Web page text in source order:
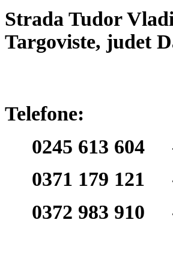
Strada Tudor
Targoviste, judet
Telefone:
0245 613
0371 179
0372 983